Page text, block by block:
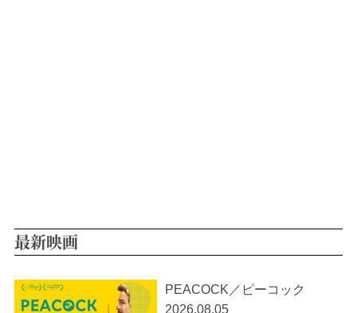
最新映画
PEACOCK／ピーコック
2026.08.05